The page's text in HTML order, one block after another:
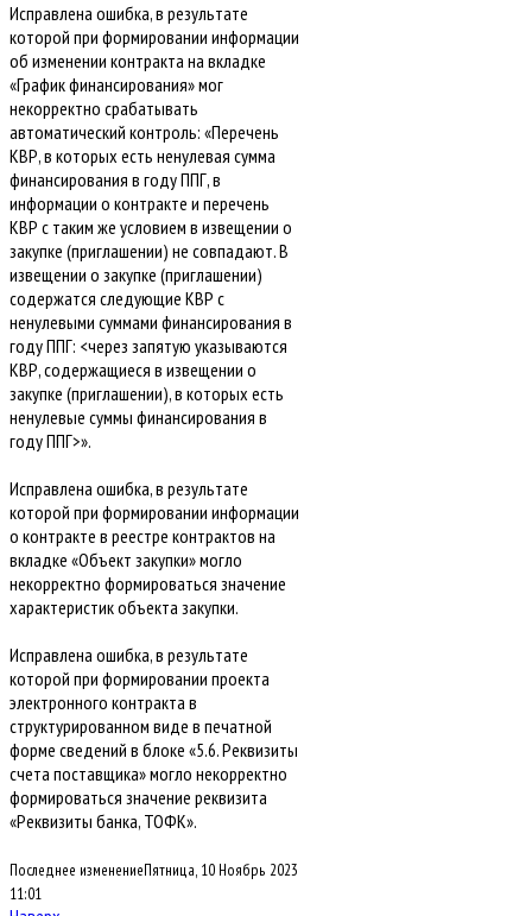
Исправлена ошибка, в результате
которой при формировании информации
об изменении контракта на вкладке
«График финансирования» мог
некорректно срабатывать
автоматический контроль: «Перечень
КВР, в которых есть ненулевая сумма
финансирования в году ППГ, в
информации о контракте и перечень
КВР с таким же условием в извещении о
закупке (приглашении) не совпадают. В
извещении о закупке (приглашении)
содержатся следующие КВР с
ненулевыми суммами финансирования в
году ППГ: <через запятую указываются
КВР, содержащиеся в извещении о
закупке (приглашении), в которых есть
ненулевые суммы финансирования в
году ППГ>».
Исправлена ошибка, в результате
которой при формировании информации
о контракте в реестре контрактов на
вкладке «Объект закупки» могло
некорректно формироваться значение
характеристик объекта закупки.
Исправлена ошибка, в результате
которой при формировании проекта
электронного контракта в
структурированном виде в печатной
форме сведений в блоке «5.6. Реквизиты
счета поставщика» могло некорректно
формироваться значение реквизита
«Реквизиты банка, ТОФК».
Последнее изменениеПятница, 10 Ноябрь 2023
11:01